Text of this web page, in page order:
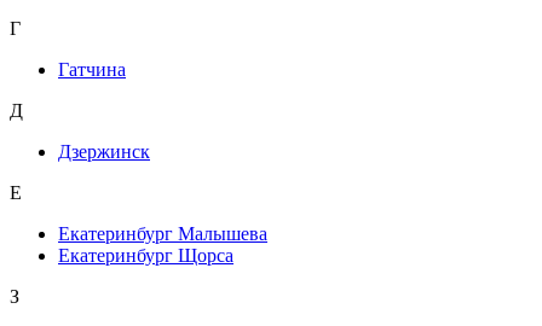
Г
Гатчина
Д
Дзержинск
Е
Екатеринбург Малышева
Екатеринбург Щорса
З